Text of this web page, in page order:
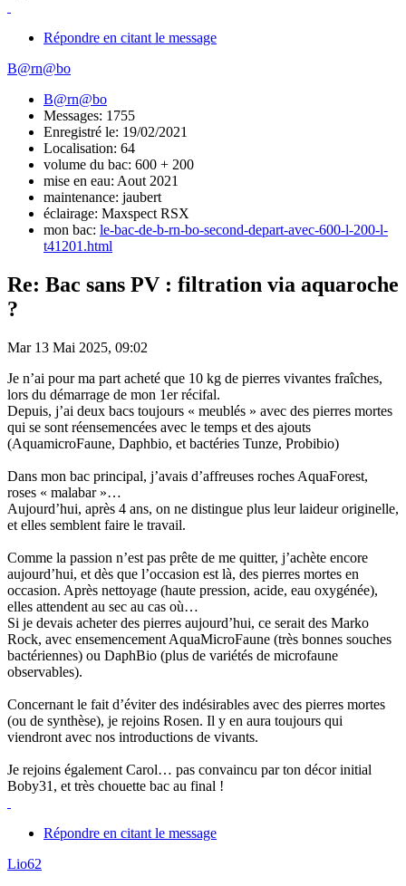
Répondre en citant le message
B@rn@bo
B@rn@bo
Messages: 1755
Enregistré le: 19/02/2021
Localisation: 64
volume du bac: 600 + 200
mise en eau: Aout 2021
maintenance: jaubert
éclairage: Maxspect RSX
mon bac: le-bac-de-b-rn-bo-second-depart-avec-600-l-200-l-
t41201.html
Re: Bac sans PV : filtration via aquaroche
?
Mar 13 Mai 2025, 09:02
Je n’ai pour ma part acheté que 10 kg de pierres vivantes fraîches,
lors du démarrage de mon 1er récifal.
Depuis, j’ai deux bacs toujours « meublés » avec des pierres mortes
qui se sont réensemencées avec le temps et des ajouts
(AquamicroFaune, Daphbio, et bactéries Tunze, Probibio)
Dans mon bac principal, j’avais d’affreuses roches AquaForest,
roses « malabar »…
Aujourd’hui, après 4 ans, on ne distingue plus leur laideur originelle,
et elles semblent faire le travail.
Comme la passion n’est pas prête de me quitter, j’achète encore
aujourd’hui, et dès que l’occasion est là, des pierres mortes en
occasion. Après nettoyage (haute pression, acide, eau oxygénée),
elles attendent au sec au cas où…
Si je devais acheter des pierres aujourd’hui, ce serait des Marko
Rock, avec ensemencement AquaMicroFaune (très bonnes souches
bactériennes) ou DaphBio (plus de variétés de microfaune
observables).
Concernant le fait d’éviter des indésirables avec des pierres mortes
(ou de synthèse), je rejoins Rosen. Il y en aura toujours qui
viendront avec nos introductions de vivants.
Je rejoins également Carol… pas convaincu par ton décor initial
Boby31, et très chouette bac au final !
Répondre en citant le message
Lio62